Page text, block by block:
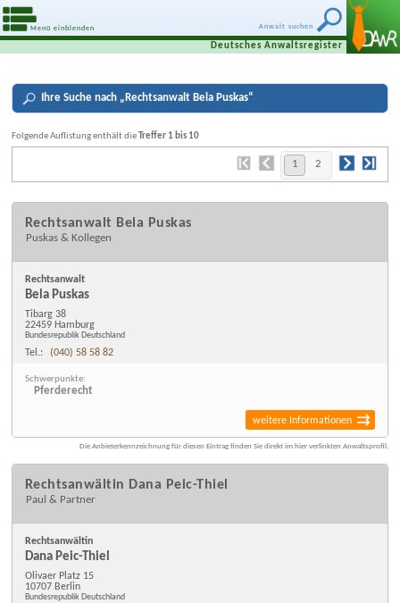
Anwalt suchen
Menü einblenden
Deutsches Anwaltsregister
IhreSuche nach „ Rechtsanwalt Bela Puskas“
Folgende Auflistung enthält die Treffer 1 bis 10
1 2
Rechtsanwalt Bela Puskas
Puskas & Kollegen
Rechtsanwalt
Bela Puskas
Tibarg 38
22459 Hamburg
Bundesrepublik Deutschland
Tel.: (040) 58 58 82
Schwerpunkte:
Pferderecht
weitere Informationen
Die Anbieterkennzeichnung für diesen Eintrag finden Sie direkt im hier verlinkten Anwaltsprofil.
Rechtsanwältin Dana Peic-Thiel
Paul & Partner
Rechtsanwältin
Dana Peic-Thiel
Olivaer Platz 15
10707 Berlin
Bundesrepublik Deutschland